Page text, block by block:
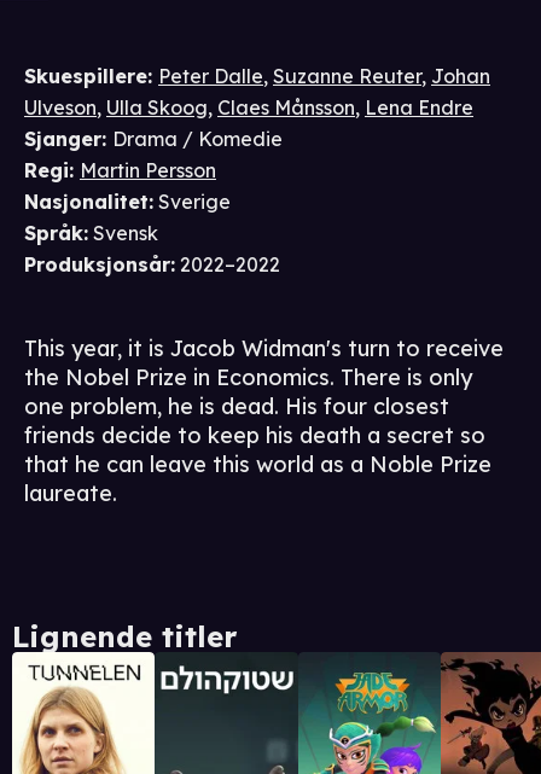
Skuespillere: Peter Dalle, Suzanne Reuter, Johan
Ulveson, Ulla Skoog, Claes Månsson, Lena Endre
Sjanger: Drama / Komedie
Regi: Martin Persson
Nasjonalitet: Sverige
Språk: Svensk
Produksjonsår: 2022–2022
This year, it is Jacob Widman's turn to receive
the Nobel Prize in Economics. There is only
one problem, he is dead. His four closest
friends decide to keep his death a secret so
that he can leave this world as a Noble Prize
laureate.
Lignende titler